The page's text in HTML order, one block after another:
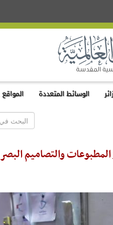
الوسائط المتعددة المواقع
والتصاميم